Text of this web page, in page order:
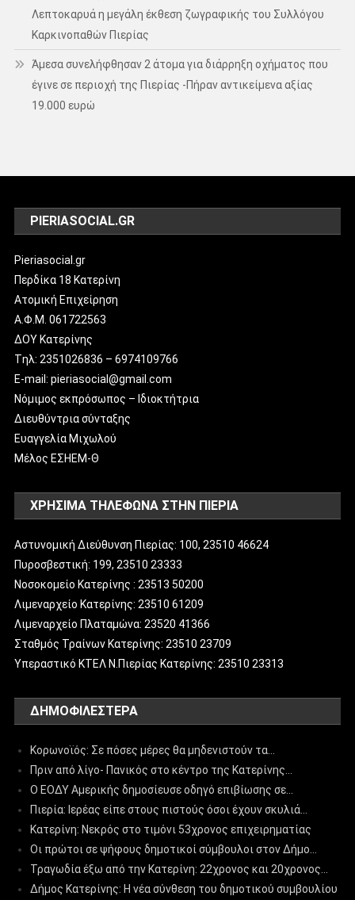
Λεπτοκαρυά η μεγάλη έκθεση ζωγραφικής του Συλλόγου
Καρκινοπαθών Πιερίας
Άμεσα συνελήφθησαν 2 άτομα για διάρρηξη οχήματος που
έγινε σε περιοχή της Πιερίας -Πήραν αντικείμενα αξίας
19.000 ευρώ
PIERIASOCIAL.GR
Pieriasocial.gr
Περδίκα 18 Κατερίνη
Ατομική Επιχείρηση
Α.Φ.Μ. 061722563
ΔΟΥ Κατερίνης
Tηλ: 2351026836 – 6974109766
E-mail: pieriasocial@gmail.com
Νόμιμος εκπρόσωπος – Ιδιοκτήτρια
Διευθύντρια σύνταξης
Ευαγγελία Μιχωλού
Μέλος ΕΣΗΕΜ-Θ
ΧΡΗΣΙΜΑ ΤΗΛΕΦΩΝΑ ΣΤΗΝ ΠΙΕΡΙΑ
Αστυνομική Διεύθυνση Πιερίας: 100, 23510 46624
Πυροσβεστική: 199, 23510 23333
Νοσοκομείο Κατερίνης : 23513 50200
Λιμεναρχείο Κατερίνης: 23510 61209
Λιμεναρχείο Πλαταμώνα: 23520 41366
Σταθμός Τραίνων Κατερίνης: 23510 23709
Υπεραστικό ΚΤΕΛ Ν.Πιερίας Κατερίνης: 23510 23313
ΔΗΜΟΦΙΛΈΣΤΕΡΑ
Κορωνοϊός: Σε πόσες μέρες θα μηδενιστούν τα…
Πριν από λίγο- Πανικός στο κέντρο της Κατερίνης…
Ο ΕΟΔΥ Αμερικής δημοσίευσε οδηγό επιβίωσης σε…
Πιερία: Ιερέας είπε στους πιστούς όσοι έχουν σκυλιά…
Κατερίνη: Νεκρός στο τιμόνι 53χρονος επιχειρηματίας
Οι πρώτοι σε ψήφους δημοτικοί σύμβουλοι στον Δήμο…
Τραγωδία έξω από την Κατερίνη: 22χρονος και 20χρονος…
Δήμος Κατερίνης: Η νέα σύνθεση του δημοτικού συμβουλίου